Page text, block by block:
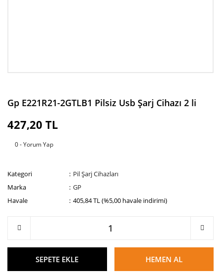
Gp E221R21-2GTLB1 Pilsiz Usb Şarj Cihazı 2 li
427,20 TL
0 - Yorum Yap
Kategori
Pil Şarj Cihazları
Marka
GP
Havale
405,84 TL (%5,00 havale indirimi)
SEPETE EKLE HEMEN AL